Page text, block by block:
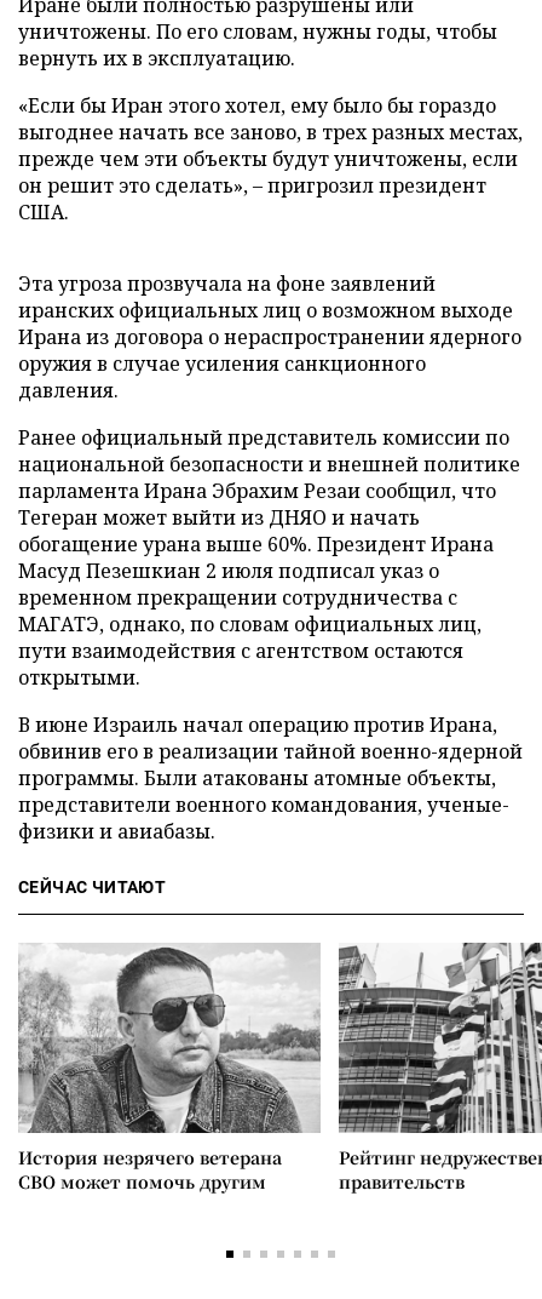
уничтожены. По его словам, нужны годы, чтобы
вернуть их в эксплуатацию.
«Если бы Иран этого хотел, ему было бы гораздо
выгоднее начать все заново, в трех разных местах,
прежде чем эти объекты будут уничтожены, если
он решит это сделать», – пригрозил президент
США.
Эта угроза прозвучала на фоне заявлений
иранских официальных лиц о возможном выходе
Ирана из договора о нераспространении ядерного
оружия в случае усиления санкционного
давления.
Ранее официальный представитель комиссии по
национальной безопасности и внешней политике
парламента Ирана Эбрахим Резаи сообщил, что
Тегеран может выйти из ДНЯО и начать
обогащение урана выше 60%. Президент Ирана
Масуд Пезешкиан 2 июля подписал указ о
временном прекращении сотрудничества с
МАГАТЭ, однако, по словам официальных лиц,
пути взаимодействия с агентством остаются
открытыми.
В июне Израиль начал операцию против Ирана,
обвинив его в реализации тайной военно-ядерной
программы. Были атакованы атомные объекты,
представители военного командования, ученые-
физики и авиабазы.
СЕЙЧАС ЧИТАЮТ
История незрячего ветерана
СВО может помочь другим
Рейтинг
правительств